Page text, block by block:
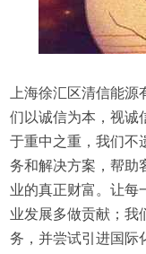
上海徐汇区清信能
们以诚信为本，视诚
于重中之重，我们不
务和解决方案，帮助
业的真正财富。让每
业发展多做贡献；我
务，并尝试引进国际